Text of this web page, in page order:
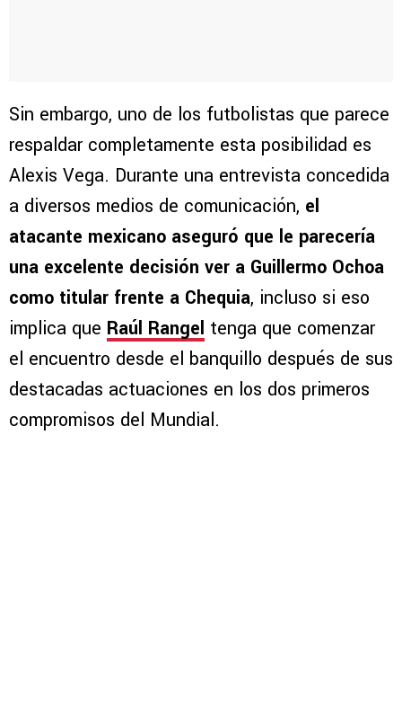
Sin embargo, uno de los futbolistas que parece
respaldar completamente esta posibilidad es
Alexis Vega. Durante una entrevista concedida
a diversos medios de comunicación, el
atacante mexicano aseguró que le parecería
una excelente decisión ver a Guillermo Ochoa
como titular frente a Chequia, incluso si eso
implica que Raúl Rangel tenga que comenzar
el encuentro desde el banquillo después de sus
destacadas actuaciones en los dos primeros
compromisos del Mundial.